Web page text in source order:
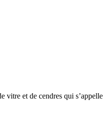
vitre et de cendres qui s’appelle